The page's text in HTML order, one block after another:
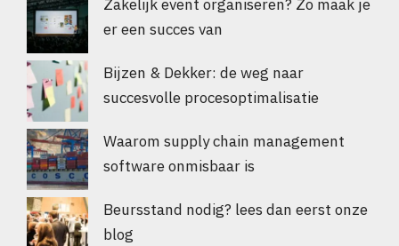
Zakelijk event organiseren? Zo maak je
er een succes van
Bijzen & Dekker: de weg naar
succesvolle procesoptimalisatie
Waarom supply chain management
software onmisbaar is
Beursstand nodig? lees dan eerst onze
blog